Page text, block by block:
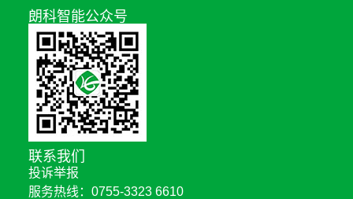
朗科智能公众号
联系我们
投诉举报
服务热线：0755-3323 6610